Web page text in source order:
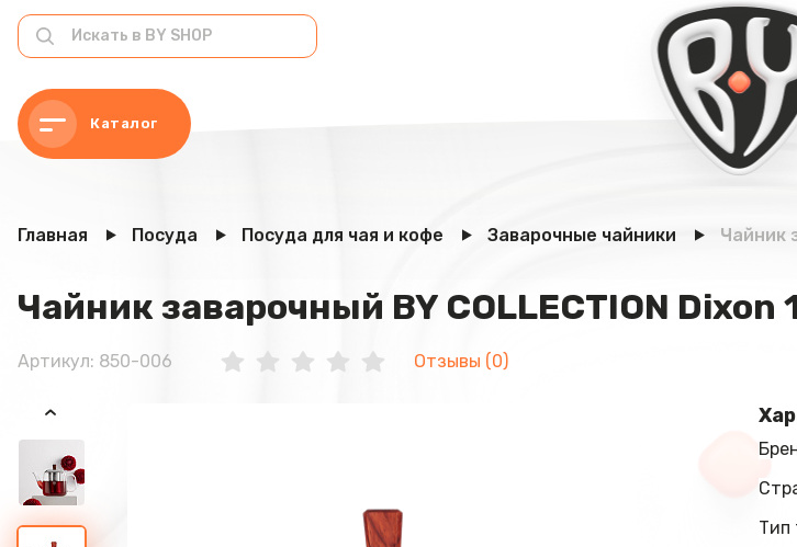
Каталог
Главная Посуда Посуда для чая и кофе Заварочные чайники Чайник
Чайник заварочный BY COLLECTION
Артикул: 850-006 Отзывы (0)
Тип